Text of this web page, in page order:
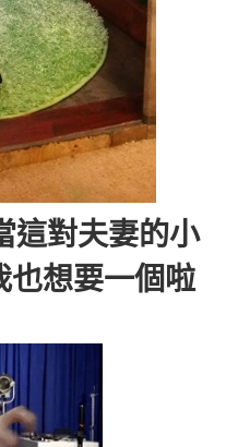
這對夫妻的小
也想要一個啦